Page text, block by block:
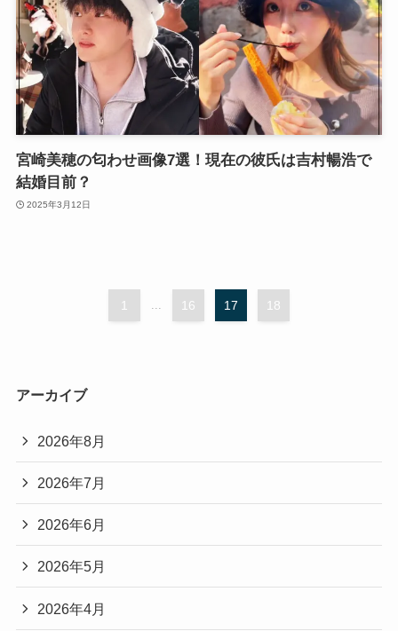
宮崎美穂の匂わせ画像7選！現在の彼氏は吉村暢浩で
結婚目前？
2025年3月12日
1 ... 16 17 18
アーカイブ
2026年8月
2026年7月
2026年6月
2026年5月
2026年4月